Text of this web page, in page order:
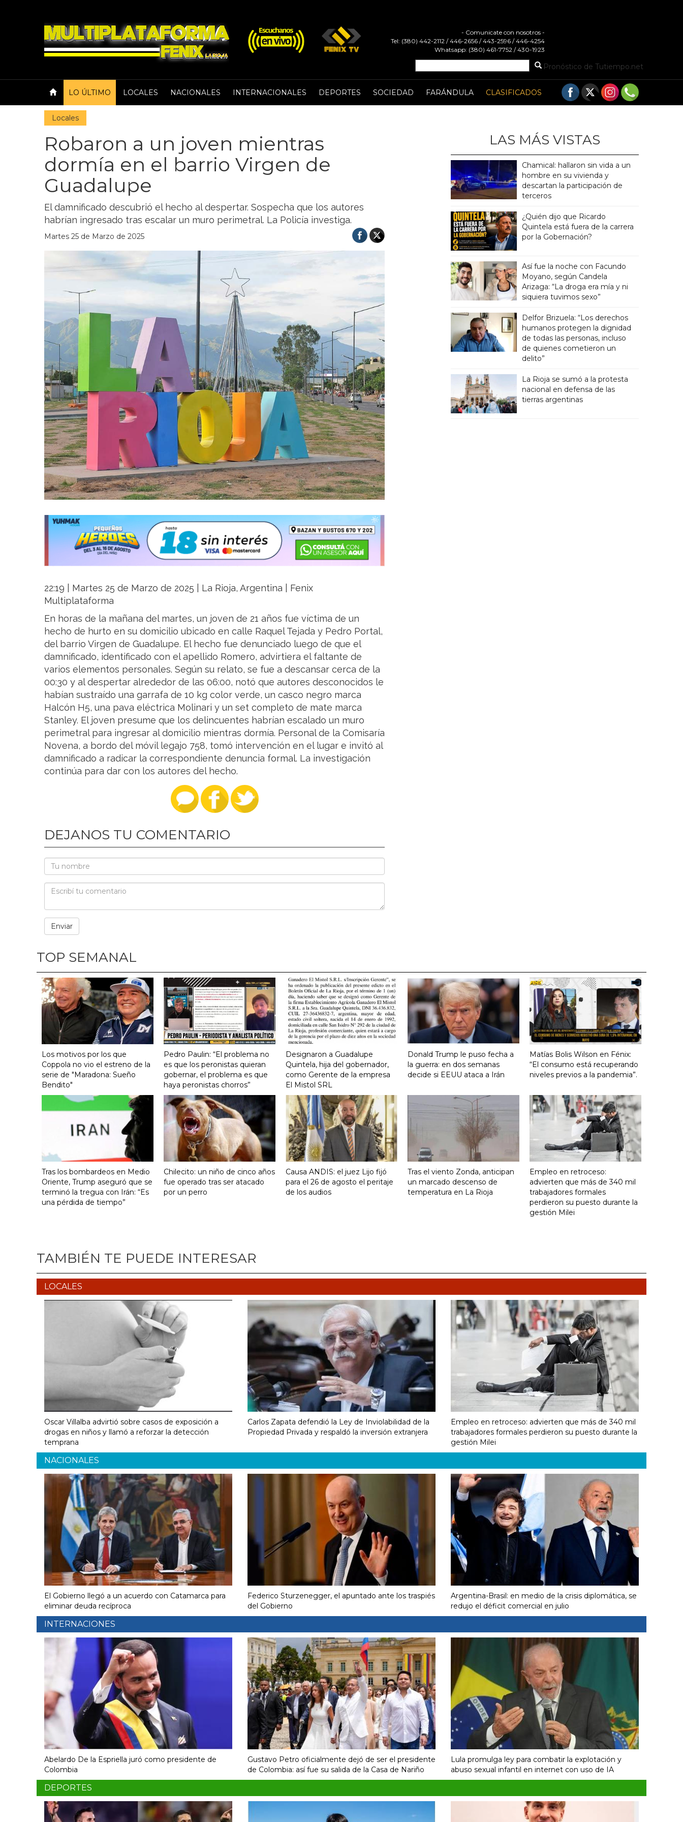
- Comunicate con nosotros -
Tel: (380) 442-2112 / 446-2656 / 443-2596 / 446-4254
Whatsapp: (380) 461-7752 / 430-1923
Pronóstico de Tutiempo.net
LO ÚLTIMO LOCALES NACIONALES INTERNACIONALES DEPORTES SOCIEDAD FARÁNDULA CLASIFICADOS
Locales
Robaron a un joven mientras
dormía en el barrio Virgen de
Guadalupe
El damnificado descubrió el hecho al despertar. Sospecha que los autores
habrían ingresado tras escalar un muro perimetral. La Policía investiga.
Martes 25 de Marzo de 2025
22:19 | Martes 25 de Marzo de 2025 | La Rioja, Argentina | Fenix
Multiplataforma
En horas de la mañana del martes, un joven de 21 años fue víctima de un
hecho de hurto en su domicilio ubicado en calle Raquel Tejada y Pedro Portal,
del barrio Virgen de Guadalupe. El hecho fue denunciado luego de que el
damnificado, identificado con el apellido Romero, advirtiera el faltante de
varios elementos personales. Según su relato, se fue a descansar cerca de la
00:30 y al despertar alrededor de las 06:00, notó que autores desconocidos le
habían sustraído una garrafa de 10 kg color verde, un casco negro marca
Halcón H5, una pava eléctrica Molinari y un set completo de mate marca
Stanley. El joven presume que los delincuentes habrían escalado un muro
perimetral para ingresar al domicilio mientras dormía. Personal de la Comisaría
Novena, a bordo del móvil legajo 758, tomó intervención en el lugar e invitó al
damnificado a radicar la correspondiente denuncia formal. La investigación
continúa para dar con los autores del hecho.
DEJANOS TU COMENTARIO
LAS MÁS VISTAS
Chamical: hallaron sin vida a un
hombre en su vivienda y
descartan la participación de
terceros
¿Quién dijo que Ricardo
Quintela está fuera de la carrera
por la Gobernación?
Así fue la noche con Facundo
Moyano, según Candela
Arizaga: “La droga era mía y ni
siquiera tuvimos sexo”
Delfor Brizuela: “Los derechos
humanos protegen la dignidad
de todas las personas, incluso
de quienes cometieron un
delito”
La Rioja se sumó a la protesta
nacional en defensa de las
tierras argentinas
TOP SEMANAL
Los motivos por los que
Coppola no vio el estreno de la
serie de "Maradona: Sueño
Bendito"
Pedro Paulin: “El problema no
es que los peronistas quieran
gobernar, el problema es que
haya peronistas chorros”
Designaron a Guadalupe
Quintela, hija del gobernador,
como Gerente de la empresa
El Mistol SRL
Donald Trump le puso fecha a
la guerra: en dos semanas
decide si EEUU ataca a Irán
Matías Bolis Wilson en Fénix:
“El consumo está recuperando
niveles previos a la pandemia”.
Tras los bombardeos en Medio
Oriente, Trump aseguró que se
terminó la tregua con Irán: “Es
una pérdida de tiempo”
Chilecito: un niño de cinco años
fue operado tras ser atacado
por un perro
Causa ANDIS: el juez Lijo fijó
para el 26 de agosto el peritaje
de los audios
Tras el viento Zonda, anticipan
un marcado descenso de
temperatura en La Rioja
Empleo en retroceso:
advierten que más de 340 mil
trabajadores formales
perdieron su puesto durante la
gestión Milei
TAMBIÉN TE PUEDE INTERESAR
LOCALES
Oscar Villalba advirtió sobre casos de exposición a
drogas en niños y llamó a reforzar la detección
temprana
Carlos Zapata defendió la Ley de Inviolabilidad de la
Propiedad Privada y respaldó la inversión extranjera
Empleo en retroceso: advierten que más de 340 mil
trabajadores formales perdieron su puesto durante la
gestión Milei
NACIONALES
El Gobierno llegó a un acuerdo con Catamarca para
eliminar deuda recíproca
Federico Sturzenegger, el apuntado ante los traspiés
del Gobierno
Argentina-Brasil: en medio de la crisis diplomática, se
redujo el déficit comercial en julio
INTERNACIONES
Abelardo De la Espriella juró como presidente de
Colombia
Gustavo Petro oficialmente dejó de ser el presidente
de Colombia: así fue su salida de la Casa de Nariño
Lula promulga ley para combatir la explotación y
abuso sexual infantil en internet con uso de IA
DEPORTES